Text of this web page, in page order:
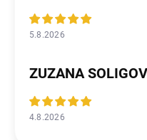
5.8.2026
ZUZANA
4.8.2026